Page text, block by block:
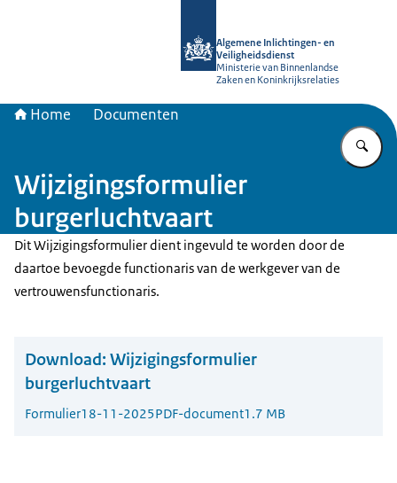
Algemene Inlichtingen- en
Veiligheidsdienst
Ministerie van Binnenlandse
Zaken en Koninkrijksrelaties
Home Documenten
Wijzigingsformulier
burgerluchtvaart
Dit Wijzigingsformulier dient ingevuld te worden door de
daartoe bevoegde functionaris van de werkgever van de
vertrouwensfunctionaris.
Download: Wijzigingsformulier
burgerluchtvaart
Formulier18-11-2025PDF-document1.7 MB